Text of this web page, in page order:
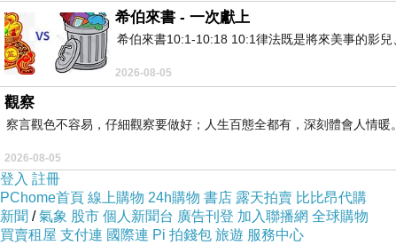
希伯來書 - 一次獻上
希伯來書10:1-10:18 10:1律法既是將來美事的影
2026-08-05
觀察
察言觀色不容易，仔細觀察要做好；人生百態全都有，深刻體會人情暖。
2026-08-05
登入 註冊
PChome首頁 線上購物 24h購物 書店 露天拍賣 比比昂代購
新聞 /氣象 股市 個人新聞台 廣告刊登 加入聯播網 全球購物
買賣租屋 支付連 國際連 Pi 拍錢包 旅遊 服務中心